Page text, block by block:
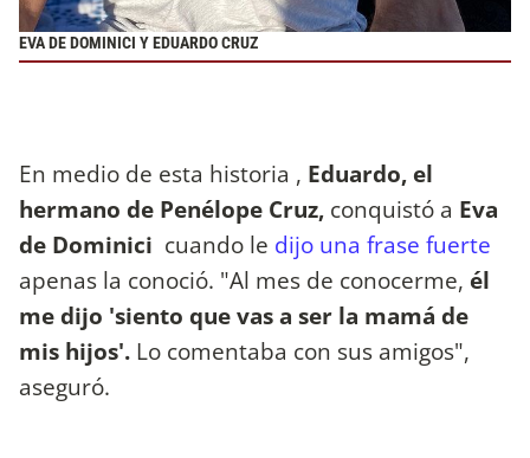
EVA DE DOMINICI Y EDUARDO CRUZ
En medio de esta historia , Eduardo, el
hermano de Penélope Cruz, conquistó a Eva
de Dominici cuando le dijo una frase fuerte
apenas la conoció. "Al mes de conocerme, él
me dijo 'siento que vas a ser la mamá de
mis hijos'. Lo comentaba con sus amigos",
aseguró.